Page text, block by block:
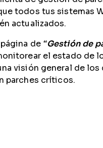
todos tus sistemas
actualizados.
de “Gestión de
el estado de
visión general de
parches críticos.